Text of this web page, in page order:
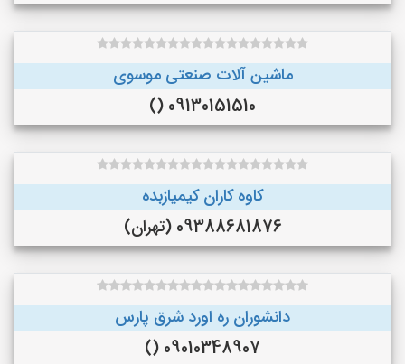
ماشین آلات صنعتی موسوی
09130151510 ()
کاوه کاران کیمیازبده
09388681876 (تهران)
دانشوران ره اورد شرق پارس
09010348907 ()